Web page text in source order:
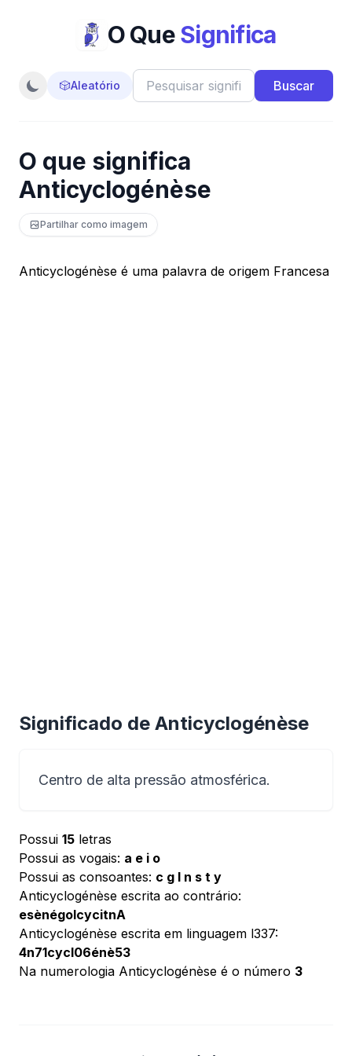
O QueSignifica
🎲Aleatório Buscar
O que significa
Anticyclogénèse
Partilhar como imagem
Anticyclogénèse é uma palavra de origem Francesa
Significado de Anticyclogénèse
Centro de alta pressão atmosférica.
Possui 15 letras
Possui as vogais: a e i o
Possui as consoantes: c g l n s t y
Anticyclogénèse escrita ao contrário:
esènégolcycitnA
Anticyclogénèse escrita em linguagem l337:
4n71cycl06énè53
Na numerologia Anticyclogénèse é o número 3